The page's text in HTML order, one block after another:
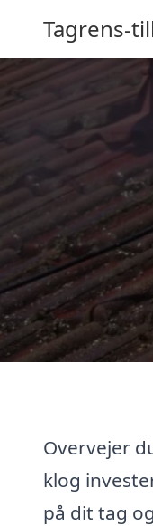
Tagrens-
Overvejer
klog
på dit tag